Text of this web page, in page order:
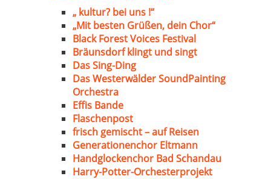
„ kultur? bei uns !“
„Mit besten Grüßen, dein Chor“
Black Forest Voices Festival
Bräunsdorf klingt und singt
Das Sing-Ding
Das Westerwälder SoundPainting
Orchestra
Effis Bande
Flaschenpost
frisch gemischt – auf Reisen
Generationenchor Eltmann
Handglockenchor Bad Schandau
Harry-Potter-Orchesterprojekt